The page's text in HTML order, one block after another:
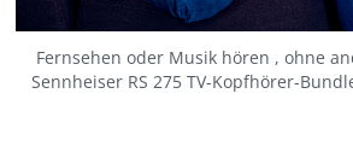
Fernsehen oder Musik hören , ohne
Sennheiser RS 275 TV-Kopfhörer-